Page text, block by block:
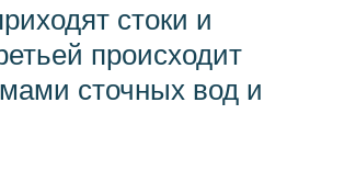
стоки и
происходит
сточных вод и